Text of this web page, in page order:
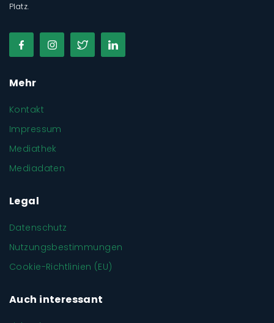
Platz.
Mehr
Kontakt
Impressum
Mediathek
Mediadaten
Legal
Datenschutz
Nutzungsbestimmungen
Cookie-Richtlinien (EU)
Auch interessant